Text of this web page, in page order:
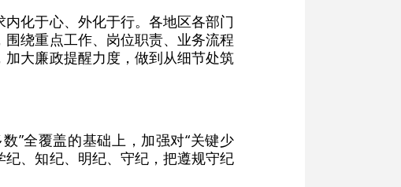
化于心、外化于行。各地区各部门
绕重点工作、岗位职责、业务流程
大廉政提醒力度，做到从细节处筑
”全覆盖的基础上，加强对“关键少
纪、知纪、明纪、守纪，把遵规守纪